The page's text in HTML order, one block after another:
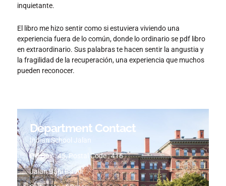
inquietante.
El libro me hizo sentir como si estuviera viviendo una
experiencia fuera de lo común, donde lo ordinario se pdf libro
en extraordinario. Sus palabras te hacen sentir la angustia y
la fragilidad de la recuperación, una experiencia que muchos
pueden reconocer.
Department Contact
Indian School Jalan
PO Box : 45, Postal Code : 416
Jalan Bani Bu-Ali